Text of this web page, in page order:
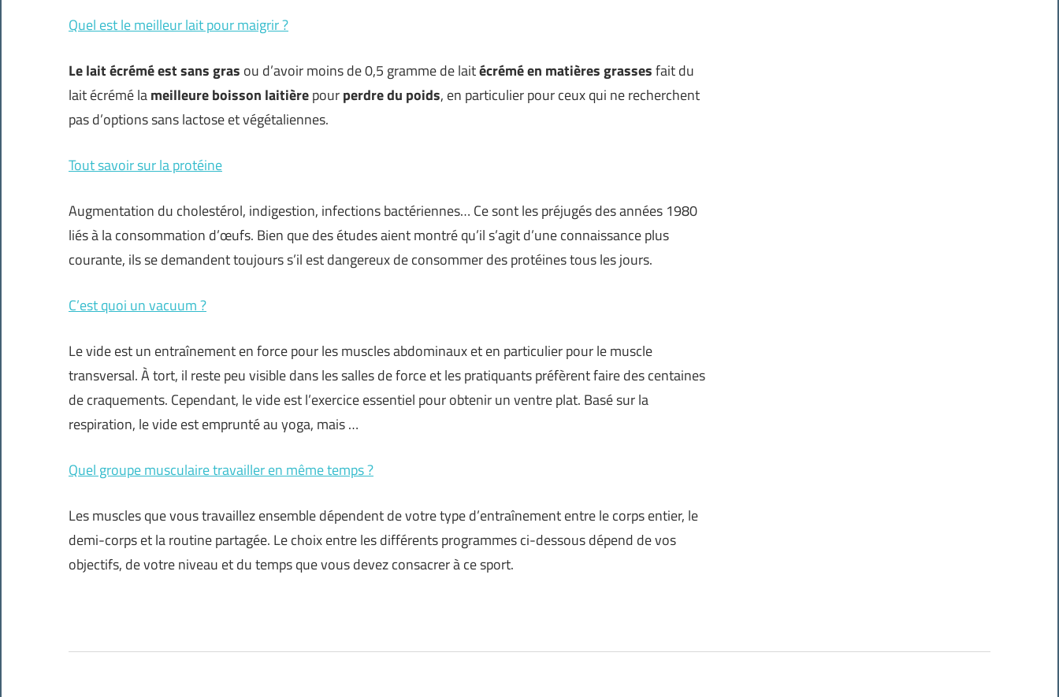
Quel est le meilleur lait pour maigrir ?
Le lait écrémé estsans gras ou d’avoir moins de 0,5 gramme de laitécrémé en matières grassesfait du
lait écrémé lameilleure boisson laitièrepourperdre du poids, en particulier pour ceux qui ne recherchent
pas d’options sans lactose et végétaliennes.
Tout savoir sur la protéine
Augmentation du cholestérol, indigestion, infections bactériennes… Ce sont les préjugés des années 1980
liés à la consommation d’œufs. Bien que des études aient montré qu’il s’agit d’une connaissance plus
courante, ils se demandent toujours s’il est dangereux de consommer des protéines tous les jours.
C’est quoi un vacuum ?
Le vide est un entraînement en force pour les muscles abdominaux et en particulier pour le muscle
transversal. À tort, il reste peu visible dans les salles de force et les pratiquants préfèrent faire des centaines
de craquements. Cependant, le vide est l’exercice essentiel pour obtenir un ventre plat. Basé sur la
respiration, le vide est emprunté au yoga, mais …
Quel groupe musculaire travailler en même temps ?
Les muscles que vous travaillez ensemble dépendent de votre type d’entraînement entre le corps entier, le
demi-corps et la routine partagée. Le choix entre les différents programmes ci-dessous dépend de vos
objectifs, de votre niveau et du temps que vous devez consacrer à ce sport.